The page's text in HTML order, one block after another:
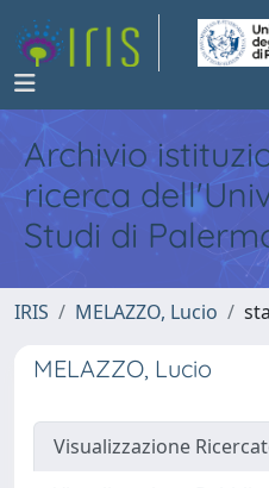
Archivio
ricerca
Studi di
IRIS MELAZZO, Lucio
MELAZZO, Lucio
Visualizzazione